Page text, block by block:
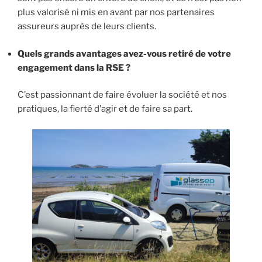
plus valorisé ni mis en avant par nos partenaires
assureurs auprès de leurs clients.
Quels grands avantages avez-vous retiré de votre
engagement dans la RSE ?
C’est passionnant de faire évoluer la société et nos
pratiques, la fierté d’agir et de faire sa part.